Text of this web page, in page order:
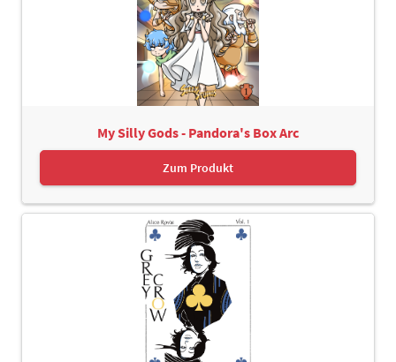
My Silly Gods - Pandora's Box Arc
Zum Produkt